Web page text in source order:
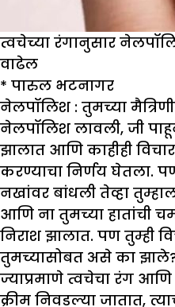
त्वचेच्या रंगानुसार
वाढेल
* पारुल भटनागर
नेलपॉलिश : तुमच्या
नेलपॉलिश लावली, जी
झालात आणि काहीही
करण्याचा निर्णय घेतला.
नखांवर बांधली तेव्हा
आणि ना तुमच्या हातांची
निराश झालात. पण तुम्ही
तुमच्यासोबत असे का
ज्याप्रमाणे त्वचेचा रंग
क्रीम निवडल्या जातात,